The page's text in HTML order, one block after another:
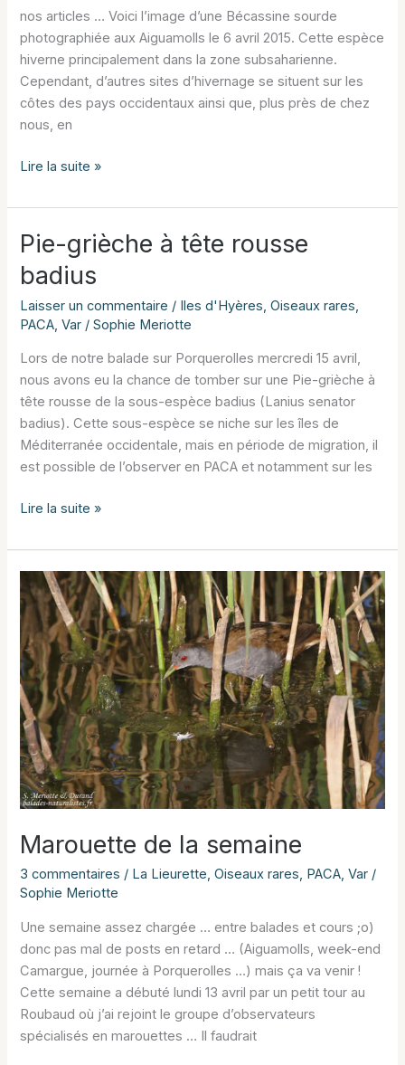
nos articles … Voici l’image d’une Bécassine sourde
photographiée aux Aiguamolls le 6 avril 2015. Cette espèce
hiverne principalement dans la zone subsaharienne.
Cependant, d’autres sites d’hivernage se situent sur les
côtes des pays occidentaux ainsi que, plus près de chez
nous, en
Bécassine
(Lymnocryptes
minimus)
Lire la suite »
Pie-grièche à tête rousse
badius
Laisser un commentaire / Iles d'Hyères,Oiseaux rares,
PACA,Var /Sophie Meriotte
Lors de notre balade sur Porquerolles mercredi 15 avril,
nous avons eu la chance de tomber sur une Pie-grièche à
tête rousse de la sous-espèce badius (Lanius senator
badius). Cette sous-espèce se niche sur les îles de
Méditerranée occidentale, mais en période de migration, il
est possible de l’observer en PACA et notamment sur les
Pie-
à
tête
rousse
badius
Lire la suite »
Marouette de la semaine
3 commentaires / La Lieurette,Oiseaux rares, PACA,Var /
Sophie Meriotte
Une semaine assez chargée … entre balades et cours ;o)
donc pas mal de posts en retard … (Aiguamolls, week-end
Camargue, journée à Porquerolles …) mais ça va venir !
Cette semaine a débuté lundi 13 avril par un petit tour au
Roubaud où j’ai rejoint le groupe d’observateurs
spécialisés en marouettes … Il faudrait